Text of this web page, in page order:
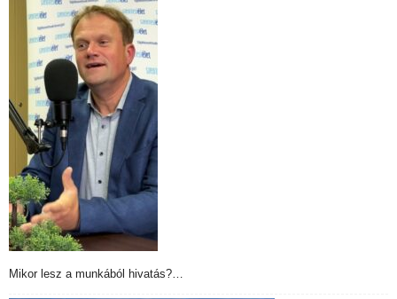
Mikor lesz a munkából hivatás?…